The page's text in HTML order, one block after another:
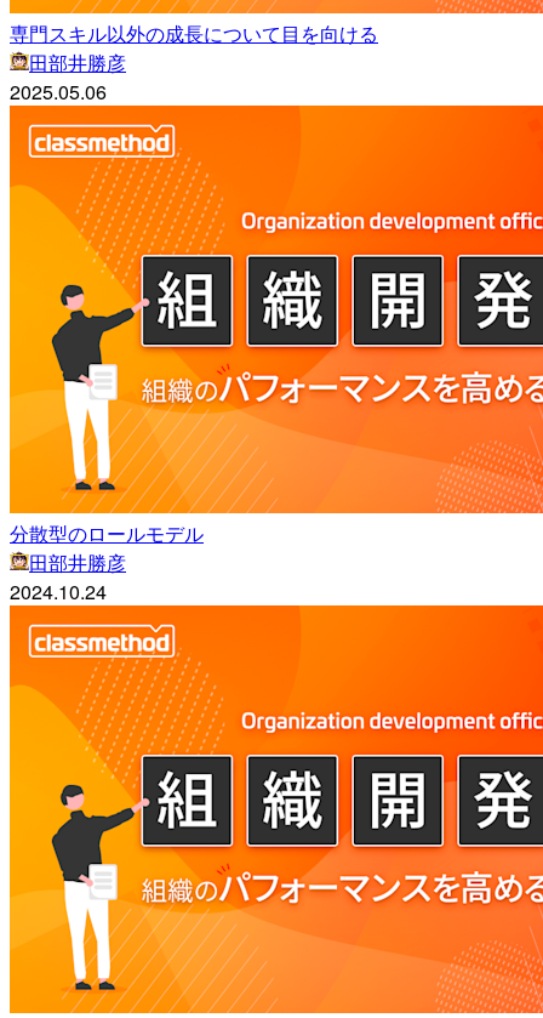
専門スキル以外の成長について目を向ける
田部井勝彦
2025.05.06
分散型のロールモデル
田部井勝彦
2024.10.24